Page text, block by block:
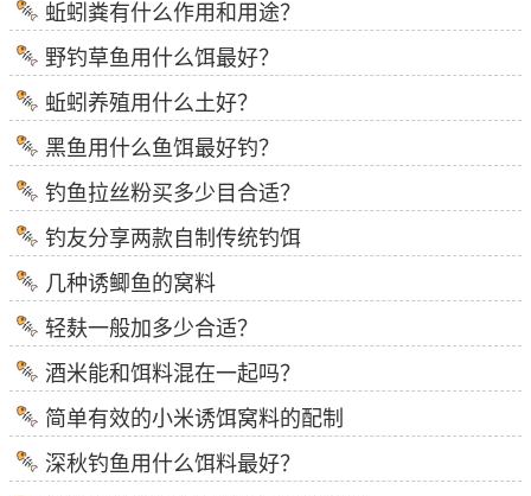
蚯蚓粪有什么作用和用途？
野钓草鱼用什么饵最好？
蚯蚓养殖用什么土好？
黑鱼用什么鱼饵最好钓？
钓鱼拉丝粉买多少目合适？
钓友分享两款自制传统钓饵
几种诱鲫鱼的窝料
轻麸一般加多少合适？
酒米能和饵料混在一起吗？
简单有效的小米诱饵窝料的配制
深秋钓鱼用什么饵料最好？